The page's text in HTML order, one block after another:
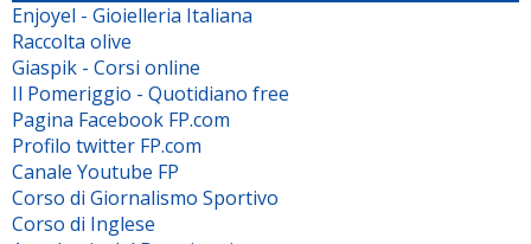
Enjoyel - Gioielleria Italiana
Raccolta olive
Giaspik - Corsi online
Il Pomeriggio - Quotidiano free
Pagina Facebook FP.com
Profilo twitter FP.com
Canale Youtube FP
Corso di Giornalismo Sportivo
Corso di Inglese